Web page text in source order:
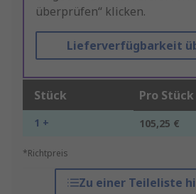
überprüfen“ klicken.
Lieferverfügbarkeit
Stück Pro Stück
1 + 105,25 €
*Richtpreis
Zu einer Teileliste